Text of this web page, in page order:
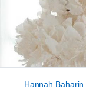
Hannah Baharin